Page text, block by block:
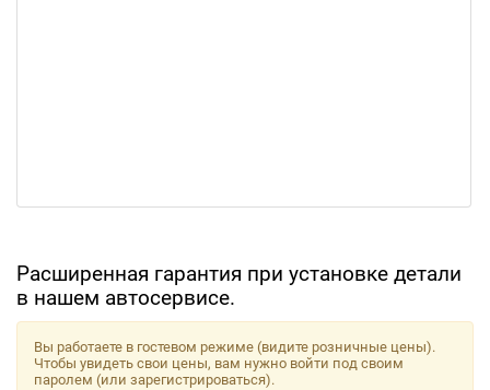
Расширенная гарантия при установке детали
в нашем автосервисе.
Вы работаете в гостевом режиме (видите розничные цены).
Чтобы увидеть свои цены, вам нужно войти под своим
паролем (или зарегистрироваться).